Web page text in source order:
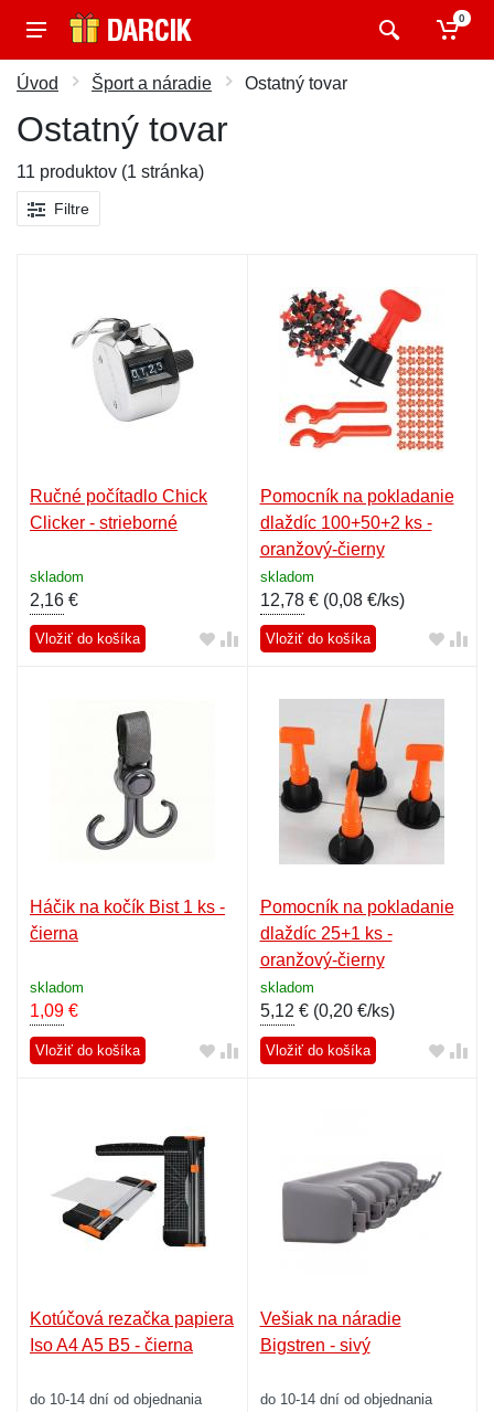
0
Úvod Šport a náradie Ostatný tovar
Ostatný tovar
11 produktov (1 stránka)
Filtre
Ručné počítadlo Chick
Clicker - strieborné
skladom
2,16 €
Vložiť do košíka
Pomocník na pokladanie
dlaždíc 100+50+2 ks -
oranžový-čierny
skladom
12,78€ (0,08 €/ks)
Vložiť do košíka
Háčik na kočík Bist 1 ks -
čierna
skladom
1,09 €
Vložiť do košíka
Pomocník na pokladanie
dlaždíc 25+1 ks -
oranžový-čierny
skladom
5,12 € (0,20 €/ks)
Vložiť do košíka
Kotúčová rezačka papiera
Iso A4 A5 B5 - čierna
do 10-14 dní od objednania
Vešiak na náradie
Bigstren - sivý
do 10-14 dní od objednania